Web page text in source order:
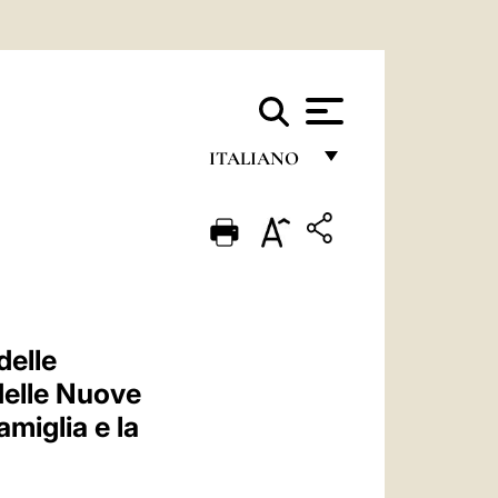
ITALIANO
ENGLISH
Nuove
e la